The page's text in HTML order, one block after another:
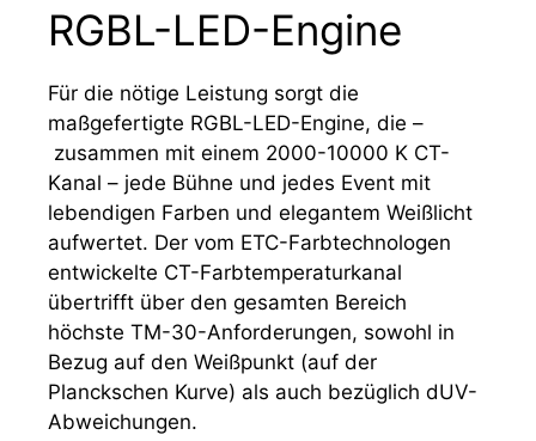
RGBL-LED-Engine
Für die nötige Leistung sorgt die
maßgefertigte RGBL-LED-Engine, die –
zusammen mit einem 2000-10000 K CT-
Kanal – jede Bühne und jedes Event mit
lebendigen Farben und elegantem Weißlicht
aufwertet. Der vom ETC-Farbtechnologen
entwickelte CT-Farbtemperaturkanal
übertrifft über den gesamten Bereich
höchste TM-30-Anforderungen, sowohl in
Bezug auf den Weißpunkt (auf der
Planckschen Kurve) als auch bezüglich dUV-
Abweichungen.